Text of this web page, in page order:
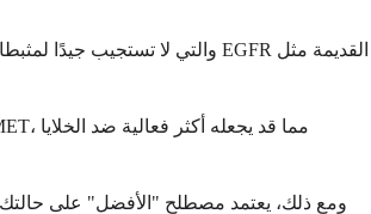
ومع ذلك، يعتمد مصطلح "الأفضل" على